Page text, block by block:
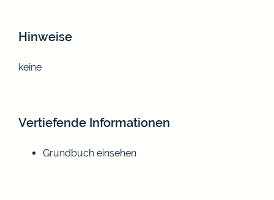
Hinweise
keine
Vertiefende Informationen
Grundbuch einsehen